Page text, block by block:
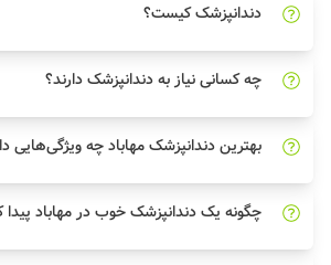
دندانپزشک کیست؟
چه کسانی نیاز به دندانپزشک دارند؟
بهترین دندانپزشک مهاباد چه ویژگی‌هایی
چگونه یک دندانپزشک خوب در مهاباد پیدا